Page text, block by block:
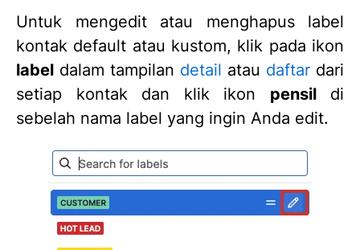
Untuk mengedit atau menghapus label
kontak default atau kustom, klik pada ikon
label dalam tampilan detail atau daftar dari
setiap kontak dan klik ikon pensildi
sebelah nama label yang ingin Anda edit.